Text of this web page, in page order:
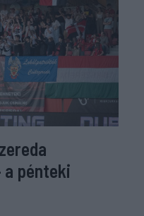
a pénteki